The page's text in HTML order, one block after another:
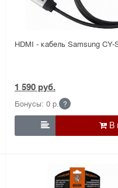
HDMI - кабель Samsung CY-
1 590 руб.
Бонусы: 0 р. ?
